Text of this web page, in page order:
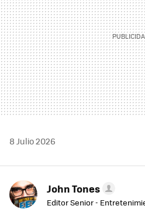
8 Julio 2026
John Tones
Editor Senior -